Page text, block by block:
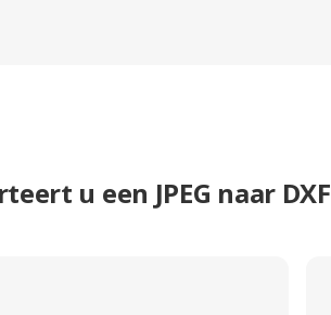
u een JPEG naar DXF